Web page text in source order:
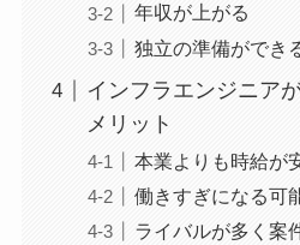
年収が上がる
独立の準備ができ
インフラエンジニア
メリット
本業よりも時給が
働きすぎになる可
ライバルが多く案